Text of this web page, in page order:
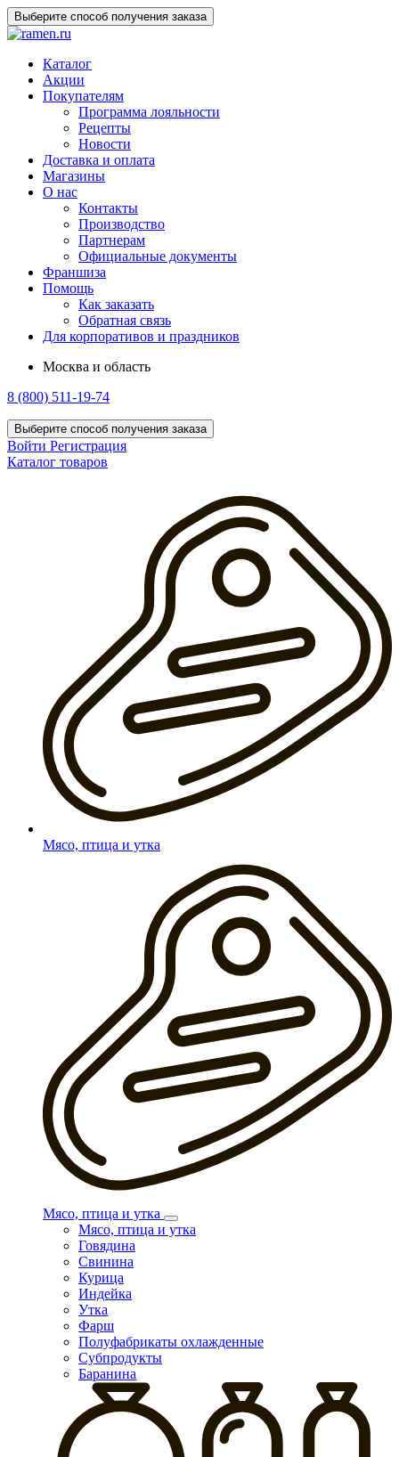
Выберите способ получения заказа
Каталог
Акции
Покупателям
Программа лояльности
Рецепты
Новости
Доставка и оплата
Магазины
О нас
Контакты
Производство
Партнерам
Официальные документы
Франшиза
Помощь
Как заказать
Обратная связь
Для корпоративов и праздников
Москва и область
8 (800) 511-19-74
Выберите способ получения заказа
Войти Регистрация
Каталог товаров
Мясо, птица и утка
Мясо, птица и утка
Мясо, птица и утка
Говядина
Свинина
Курица
Индейка
Утка
Фарш
Полуфабрикаты охлажденные
Субпродукты
Баранина